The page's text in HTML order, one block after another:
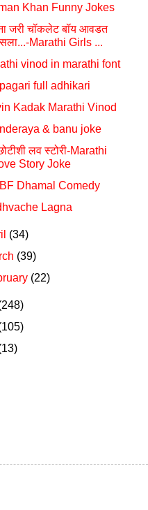
Khan Funny Jokes
जरी चॉकलेट बॉय आवडत
Marathi Girls ...
vinod in marathi font
full adhikari
Kadak Marathi Vinod
& banu joke
लव स्टोरी-Marathi
Story Joke
Dhamal Comedy
Lagna
(34)
(39)
(22)